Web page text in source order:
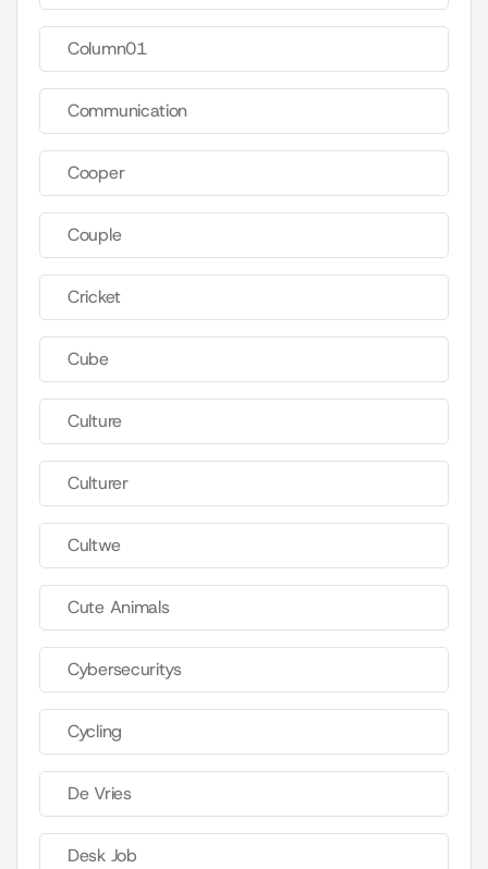
Column01
Communication
Cooper
Couple
Cricket
Cube
Culture
Culturer
Cultwe
Cute Animals
Cybersecuritys
Cycling
De Vries
Desk Job